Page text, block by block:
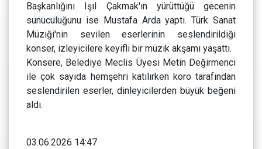
Başkanlığını Işıl Çakmak'ın yürüttüğü gecenin
sunuculuğunu ise Mustafa Arda yaptı. Türk Sanat
Müziği'nin sevilen eserlerinin seslendirildiği
konser, izleyicilere keyifli bir müzik akşamı yaşattı.
Konsere, Belediye Meclis Üyesi Metin Değirmenci
ile çok sayıda hemşehri katılırken koro tarafından
seslendirilen eserler, dinleyicilerden büyük beğeni
aldı.
03.06.2026 14:47